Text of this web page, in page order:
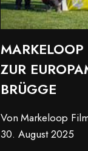
ZUR
BRÜGGE
Von Markeloop
30. August 2025